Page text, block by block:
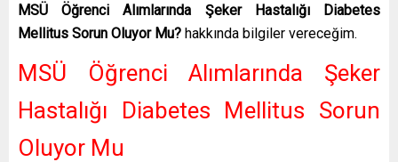
MSÜ Öğrenci Alımlarında Şeker Hastalığı Diabetes
Mellitus Sorun Oluyor Mu? hakkında bilgiler vereceğim.
MSÜ Öğrenci Alımlarında Şeker
Hastalığı Diabetes Mellitus Sorun
Oluyor Mu